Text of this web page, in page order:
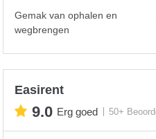
Gemak van ophalen en
wegbrengen
Easirent
9.0 Erg goed 50+